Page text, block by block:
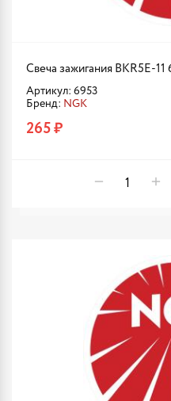
Свеча зажигания BKR5E-11
Артикул: 6953
Бренд: NGK
265 ₽